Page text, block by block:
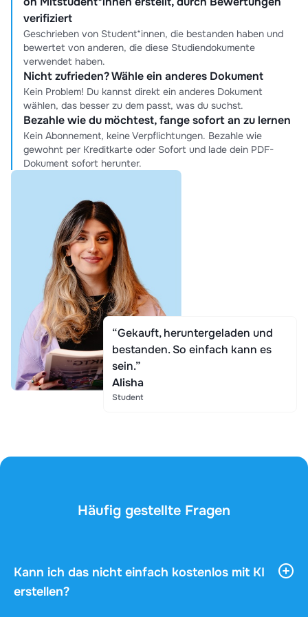
verifiziert
Geschrieben von Student*innen, die bestanden haben und
bewertet von anderen, die diese Studiendokumente
verwendet haben.
Nicht zufrieden? Wähle ein anderes Dokument
Kein Problem! Du kannst direkt ein anderes Dokument
wählen, das besser zu dem passt, was du suchst.
Bezahle wie du möchtest, fange sofort an zu lernen
Kein Abonnement, keine Verpflichtungen. Bezahle wie
gewohnt per Kreditkarte oder Sofort und lade dein PDF-
Dokument sofort herunter.
“Gekauft, heruntergeladen und
bestanden. So einfach kann es
sein.”
Alisha
Student
Häufig gestellte Fragen
Kann ich das nicht einfach kostenlos mit KI
erstellen?